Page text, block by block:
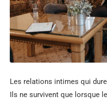
Les relations intimes qui
Ils ne survivent que lorsque